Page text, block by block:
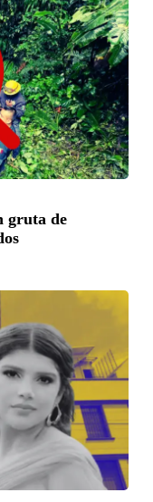
gruta de